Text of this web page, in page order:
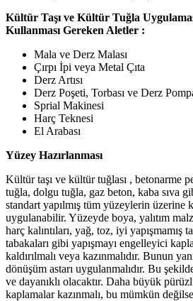
Kültür Taşı ve Kültür Tuğla
Kullanması Gereken Aletler :
Mala ve Derz Malası
Çırpı İpi veya Metal Çıta
Derz Artısı
Derz Poşeti, Torbası ve Derz
Sprial Makinesi
Harç Teknesi
El Arabası
Yüzey Hazırlanması
Kültür taşı ve kültür tuğlası , betonarme
tuğla, dolgu tuğla, gaz beton, kaba sıva
standart yapılmış tüm yüzeylerin üzerine
uygulanabilir. Yüzeyde boya, yalıtım
harç kalıntıları, yağ, toz, iyi yapışmamış
tabakaları gibi yapışmayı engelleyici
kaldırılmalı veya kazınmalıdır. Bunun
dönüşüm astarı uygulanmalıdır. Bu
ve dayanıklı olacaktır. Daha büyük
kaplamalar kazınmalı, bu mümkün